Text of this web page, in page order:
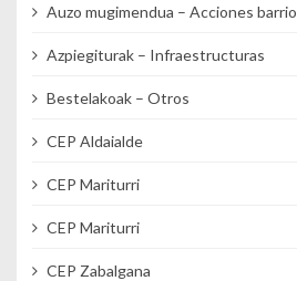
Auzo mugimendua – Acciones barrio
Azpiegiturak – Infraestructuras
Bestelakoak – Otros
CEP Aldaialde
CEP Mariturri
CEP Mariturri
CEP Zabalgana